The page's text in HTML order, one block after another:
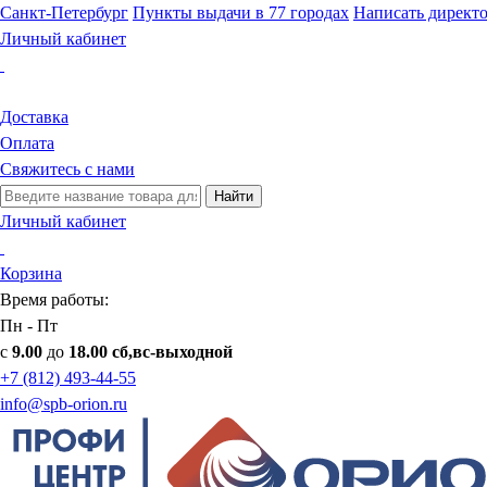
Санкт-Петербург Пункты выдачи в 77 городах Написать
Личный кабинет
Доставка
Оплата
Свяжитесь с нами
Найти
Личный кабинет
Корзина
Время работы:
Пн - Пт
с 9.00 до 18.00 сб,вс-выходной
+7 (812) 493-44-55
info@spb-orion.ru